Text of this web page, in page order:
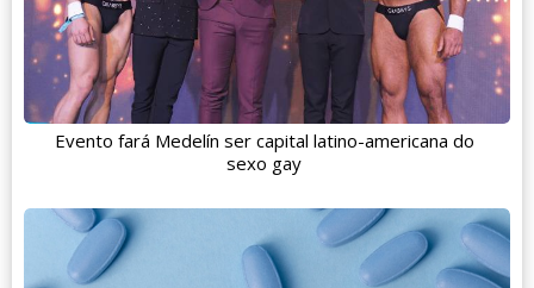
Evento fará Medelín ser capital latino-americana do
sexo gay